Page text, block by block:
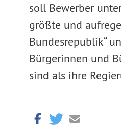
soll Bewerber
größte und
Bundesrepublik“
Bürgerinnen und
sind als ihre